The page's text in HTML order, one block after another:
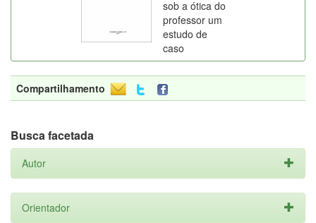
sob a ótica do
professor um
estudo de
caso
Compartilhamento
Busca facetada
Autor
Orientador